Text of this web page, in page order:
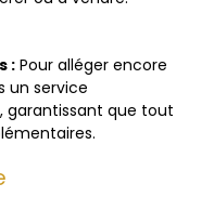
: Pour alléger encore
un service
garantissant que tout